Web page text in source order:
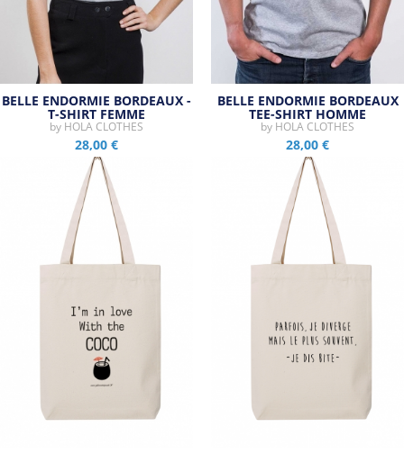
BELLE ENDORMIE BORDEAUX -
T-SHIRT FEMME
by HOLA CLOTHES
28,00 €
BELLE ENDORMIE BORDEAUX
TEE-SHIRT HOMME
by HOLA CLOTHES
28,00 €